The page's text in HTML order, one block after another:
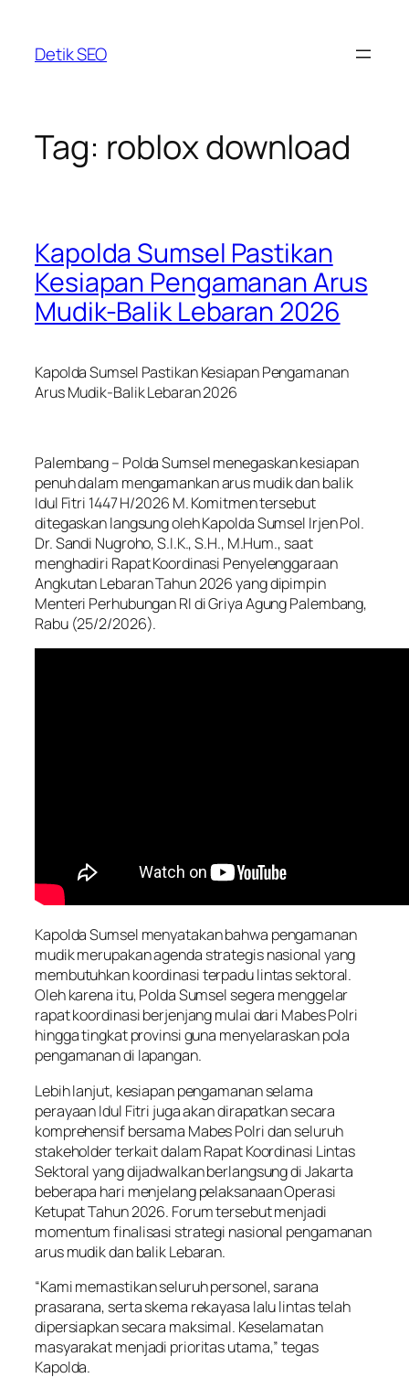
content
Detik SEO
Tag: roblox download
Kapolda Sumsel Pastikan
Kesiapan Pengamanan Arus
Mudik-Balik Lebaran 2026
Kapolda Sumsel Pastikan Kesiapan Pengamanan
Arus Mudik-Balik Lebaran 2026
Palembang – Polda Sumsel menegaskan kesiapan
penuh dalam mengamankan arus mudik dan balik
Idul Fitri 1447 H/2026 M. Komitmen tersebut
ditegaskan langsung oleh Kapolda Sumsel Irjen Pol.
Dr. Sandi Nugroho, S.I.K., S.H., M.Hum., saat
menghadiri Rapat Koordinasi Penyelenggaraan
Angkutan Lebaran Tahun 2026 yang dipimpin
Menteri Perhubungan RI di Griya Agung Palembang,
Rabu (25/2/2026).
Kapolda Sumsel menyatakan bahwa pengamanan
mudik merupakan agenda strategis nasional yang
membutuhkan koordinasi terpadu lintas sektoral.
Oleh karena itu, Polda Sumsel segera menggelar
rapat koordinasi berjenjang mulai dari Mabes Polri
hingga tingkat provinsi guna menyelaraskan pola
pengamanan di lapangan.
Lebih lanjut, kesiapan pengamanan selama
perayaan Idul Fitri juga akan dirapatkan secara
komprehensif bersama Mabes Polri dan seluruh
stakeholder terkait dalam Rapat Koordinasi Lintas
Sektoral yang dijadwalkan berlangsung di Jakarta
beberapa hari menjelang pelaksanaan Operasi
Ketupat Tahun 2026. Forum tersebut menjadi
momentum finalisasi strategi nasional pengamanan
arus mudik dan balik Lebaran.
“Kami memastikan seluruh personel, sarana
prasarana, serta skema rekayasa lalu lintas telah
dipersiapkan secara maksimal. Keselamatan
masyarakat menjadi prioritas utama,” tegas
Kapolda.